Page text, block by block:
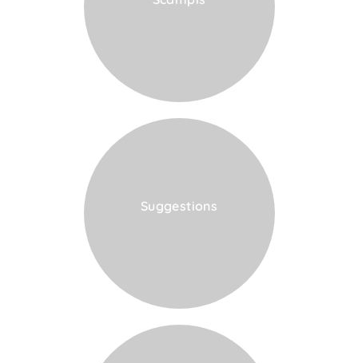
VOIR LA CARTE
Suggestions
VOIR LA CARTE